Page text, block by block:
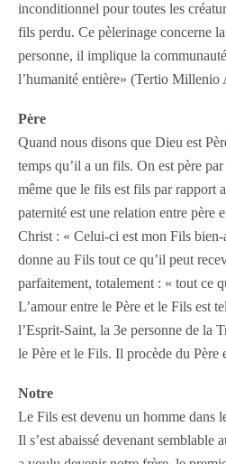
inconditionnel pour toutes les
fils perdu. Ce pèlerinage concerne
personne, il implique la
l’humanité entière» (Tertio Millenio
Père
Quand nous disons que Dieu est
temps qu’il a un fils. On est père
même que le fils est fils par rapport
paternité est une relation entre père
Christ : « Celui-ci est mon Fils
donne au Fils tout ce qu’il peut
parfaitement, totalement : « tout ce
L’amour entre le Père et le Fils est
l’Esprit-Saint, la 3e personne de la
le Père et le Fils. Il procède du Père
Notre
Le Fils est devenu un homme dans
Il s’est abaissé devenant